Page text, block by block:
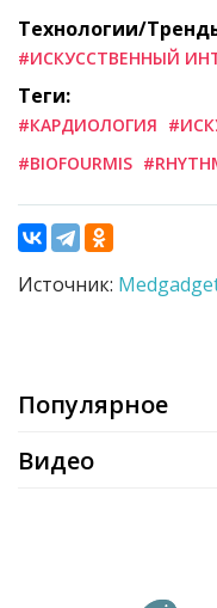
Технологии/
#ИСКУССТВЕННЫЙ
Теги:
#КАРДИОЛОГИЯ
#BIOFOURMIS
Источник:
Популярное
Видео